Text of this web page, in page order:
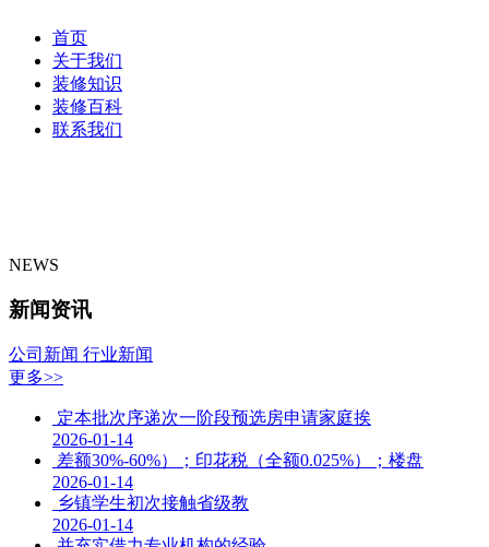
首页
关于我们
装修知识
装修百科
联系我们
NEWS
新闻资讯
公司新闻 行业新闻
更多>>
定本批次序递次一阶段预选房申请家庭挨
2026-01-14
差额30%-60%）；印花税（全额0.025%）；楼盘
2026-01-14
乡镇学生初次接触省级教
2026-01-14